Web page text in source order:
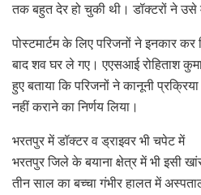
तक बहुत देर हो चुकी थी। डॉक्टरों ने उसे
पोस्टमार्टम के लिए परिजनों ने इनकार
बाद शव घर ले गए। एएसआई रोहिताश
हुए बताया कि परिजनों ने कानूनी
नहीं कराने का निर्णय लिया।
भरतपुर में डॉक्टर व ड्राइवर भी चपेट में
भरतपुर जिले के बयाना क्षेत्र में भी इसी
तीन साल का बच्चा गंभीर हालत में